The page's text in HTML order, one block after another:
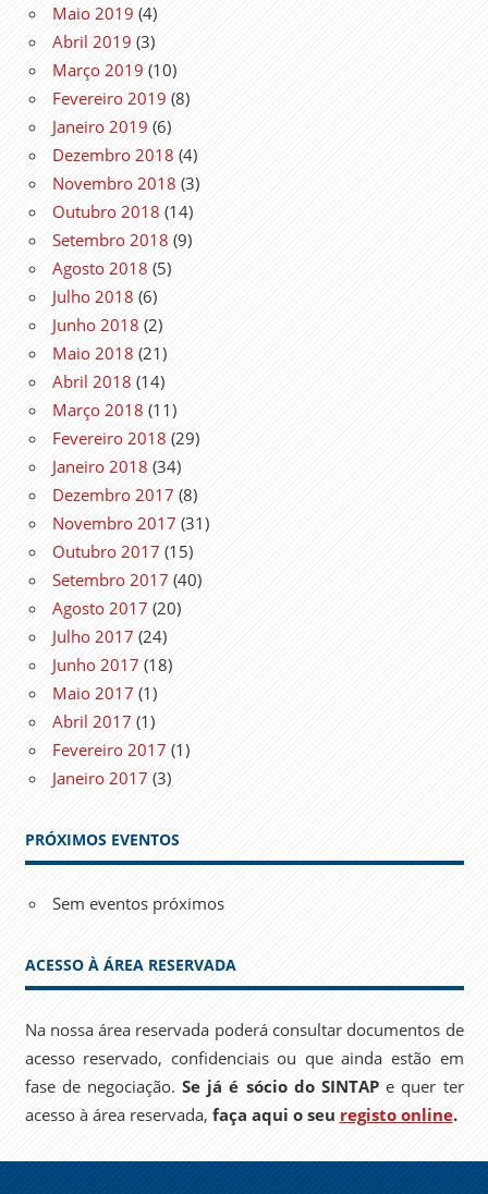
Maio 2019 (4)
Abril 2019 (3)
Março 2019 (10)
Fevereiro 2019 (8)
Janeiro 2019 (6)
Dezembro 2018 (4)
Novembro 2018 (3)
Outubro 2018 (14)
Setembro 2018 (9)
Agosto 2018 (5)
Julho 2018 (6)
Junho 2018 (2)
Maio 2018 (21)
Abril 2018 (14)
Março 2018 (11)
Fevereiro 2018 (29)
Janeiro 2018 (34)
Dezembro 2017 (8)
Novembro 2017 (31)
Outubro 2017 (15)
Setembro 2017 (40)
Agosto 2017 (20)
Julho 2017 (24)
Junho 2017 (18)
Maio 2017 (1)
Abril 2017 (1)
Fevereiro 2017 (1)
Janeiro 2017 (3)
PRÓXIMOS EVENTOS
Sem eventos próximos
ACESSO À ÁREA RESERVADA
Na nossa área reservada poderá consultar documentos de
acesso reservado, confidenciais ou que ainda estão em
fase de negociação.Se já é sócio do SINTAPe quer ter
acesso à área reservada, faça aqui o seu registo online.